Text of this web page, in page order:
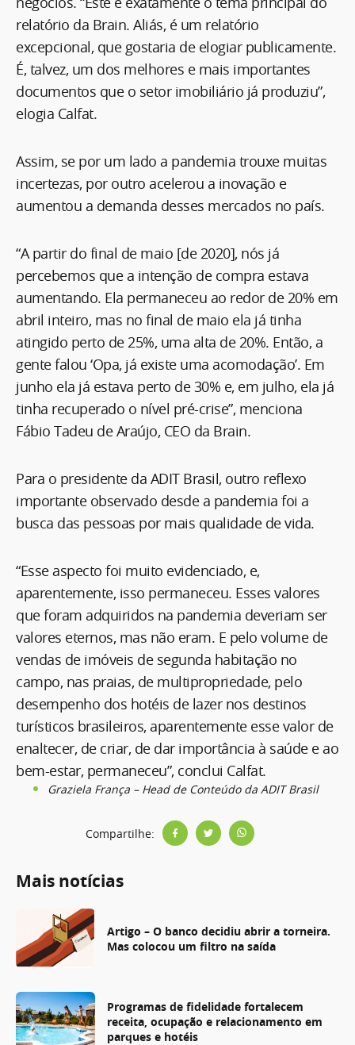
relatório da Brain. Aliás, é um relatório
excepcional, que gostaria de elogiar publicamente.
É, talvez, um dos melhores e mais importantes
documentos que o setor imobiliário já produziu”,
elogia Calfat.
Assim, se por um lado a pandemia trouxe muitas
incertezas, por outro acelerou a inovação e
aumentou a demanda desses mercados no país.
“A partir do final de maio [de 2020], nós já
percebemos que a intenção de compra estava
aumentando. Ela permaneceu ao redor de 20% em
abril inteiro, mas no final de maio ela já tinha
atingido perto de 25%, uma alta de 20%. Então, a
gente falou ‘Opa, já existe uma acomodação’. Em
junho ela já estava perto de 30% e, em julho, ela já
tinha recuperado o nível pré-crise”, menciona
Fábio Tadeu de Araújo, CEO da Brain.
Para o presidente da ADIT Brasil, outro reflexo
importante observado desde a pandemia foi a
busca das pessoas por mais qualidade de vida.
“Esse aspecto foi muito evidenciado, e,
aparentemente, isso permaneceu. Esses valores
que foram adquiridos na pandemia deveriam ser
valores eternos, mas não eram. E pelo volume de
vendas de imóveis de segunda habitação no
campo, nas praias, de multipropriedade, pelo
desempenho dos hotéis de lazer nos destinos
turísticos brasileiros, aparentemente esse valor de
enaltecer, de criar, de dar importância à saúde e ao
bem-estar, permaneceu”, conclui Calfat.
Graziela França – Head de Conteúdo da ADIT Brasil
Compartilhe:
Mais notícias
Artigo – O banco decidiu abrir a torneira.
Mas colocou um filtro na saída
Programas de fidelidade fortalecem
receita, ocupação e relacionamento em
parques e hotéis